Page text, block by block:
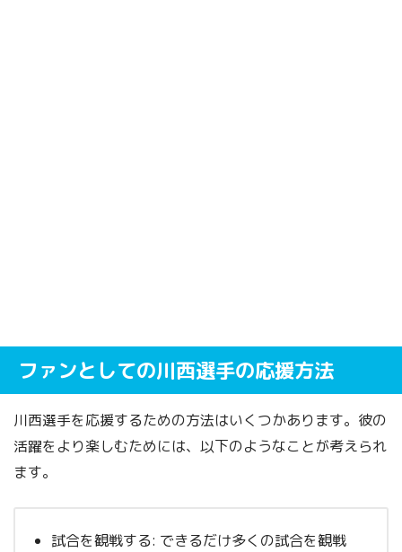
ファンとしての川西選手の応援方法
川西選手を応援するための方法はいくつかあります。彼の
活躍をより楽しむためには、以下のようなことが考えられ
ます。
試合を観戦する: できるだけ多くの試合を観戦